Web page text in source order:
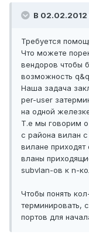
В 02.02.2012
Требуется
Что можете
вендоров чтобы
возможность
Наша задача
per-user
на одной
Т.е мы говорим о
с района вилан
вилане
вланы
subvlan-ов к n-
Чтобы понять
терминировать,
портов для